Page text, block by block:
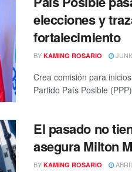
elecciones y
fortalecimiento
BY KAMING ROSARIO
Crea comisión para
Partido País Posible
El pasado no
asegura Milton
BY KAMING ROSARIO